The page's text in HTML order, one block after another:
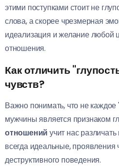
этими поступками стоит не
слова, а скорее чрезмерная
идеализация и желание любой
отношения.
Как отличить
чувств?
Важно понимать, что не
мужчины является признаком
отношений учит нас
всегда идеальные, проявления
деструктивного поведения.